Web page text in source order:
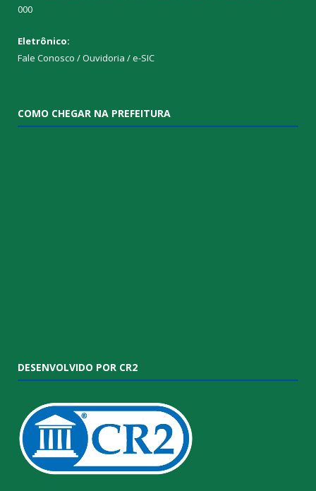
000
Eletrônico:
Fale Conosco / Ouvidoria / e-SIC
COMO CHEGAR NA PREFEITURA
DESENVOLVIDO POR CR2